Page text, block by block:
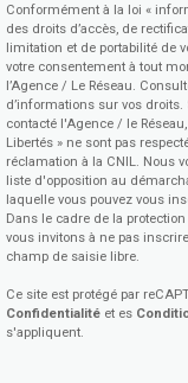
Conformément à la loi «
des droits d’accès, de
limitation et de portabilité de
votre consentement à tout
l’Agence / Le Réseau.
d’informations sur vos droits.
contacté l'Agence / le
Libertés » ne sont pas
réclamation à la CNIL. Nous
liste d'opposition au
laquelle vous pouvez vous
Dans le cadre de la
vous invitons à ne pas
champ de saisie libre.
Ce site est protégé par
Confidentialitéet es
s'appliquent.